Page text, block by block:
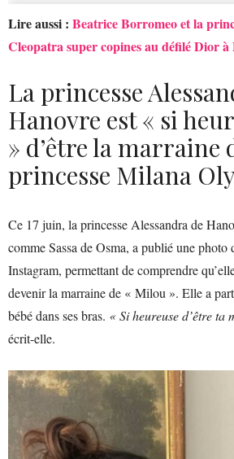
Lire aussi : Beatrice Borromeo et la
Cleopatra super copines au défilé Dior à
La princesse
Hanovre est « si
» d’être la marraine
princesse Milana
Ce 17 juin, la princesse Alessandra de
comme Sassa de Osma, a publié une photo
Instagram, permettant de comprendre
devenir la marraine de « Milou ». Elle a
bébé dans ses bras. « Si heureuse d’être
écrit-elle.